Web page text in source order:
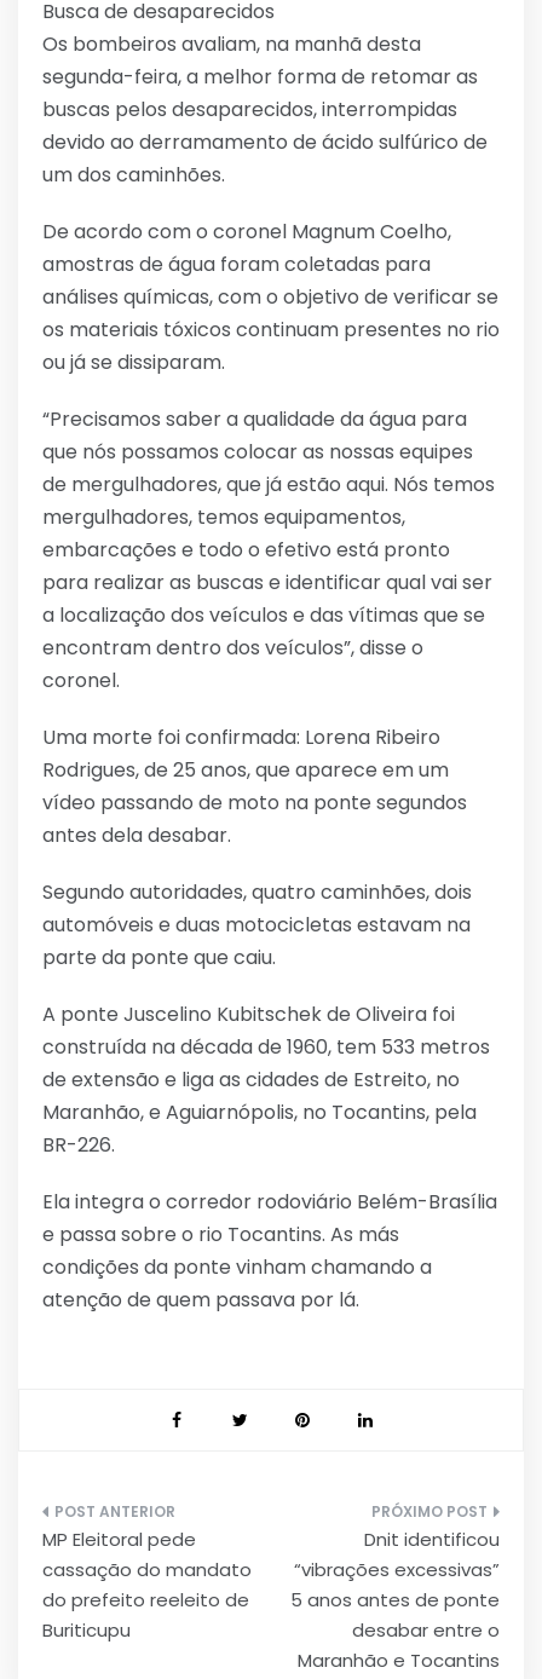
Busca de desaparecidos
Os bombeiros avaliam, na manhã desta
segunda-feira, a melhor forma de retomar as
buscas pelos desaparecidos, interrompidas
devido ao derramamento de ácido sulfúrico de
um dos caminhões.
De acordo com o coronel Magnum Coelho,
amostras de água foram coletadas para
análises químicas, com o objetivo de verificar se
os materiais tóxicos continuam presentes no rio
ou já se dissiparam.
“Precisamos saber a qualidade da água para
que nós possamos colocar as nossas equipes
de mergulhadores, que já estão aqui. Nós temos
mergulhadores, temos equipamentos,
embarcações e todo o efetivo está pronto
para realizar as buscas e identificar qual vai ser
a localização dos veículos e das vítimas que se
encontram dentro dos veículos”, disse o
coronel.
Uma morte foi confirmada: Lorena Ribeiro
Rodrigues, de 25 anos, que aparece em um
vídeo passando de moto na ponte segundos
antes dela desabar.
Segundo autoridades, quatro caminhões, dois
automóveis e duas motocicletas estavam na
parte da ponte que caiu.
A ponte Juscelino Kubitschek de Oliveira foi
construída na década de 1960, tem 533 metros
de extensão e liga as cidades de Estreito, no
Maranhão, e Aguiarnópolis, no Tocantins, pela
BR-226.
Ela integra o corredor rodoviário Belém-Brasília
e passa sobre o rio Tocantins. As más
condições da ponte vinham chamando a
atenção de quem passava por lá.
Navegação
de
Post
MP Eleitoral pede
cassação do mandato
do prefeito reeleito de
Buriticupu
Dnit identificou
“vibrações excessivas”
5 anos antes de ponte
desabar entre o
Maranhão e Tocantins